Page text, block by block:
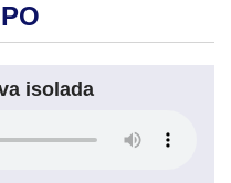
isolada